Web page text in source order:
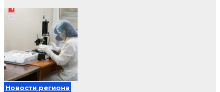
Новости региона